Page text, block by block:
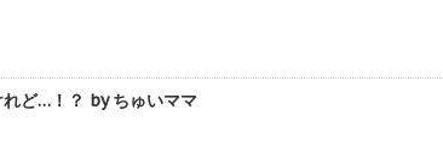
ど…！？ by ちゅいママ